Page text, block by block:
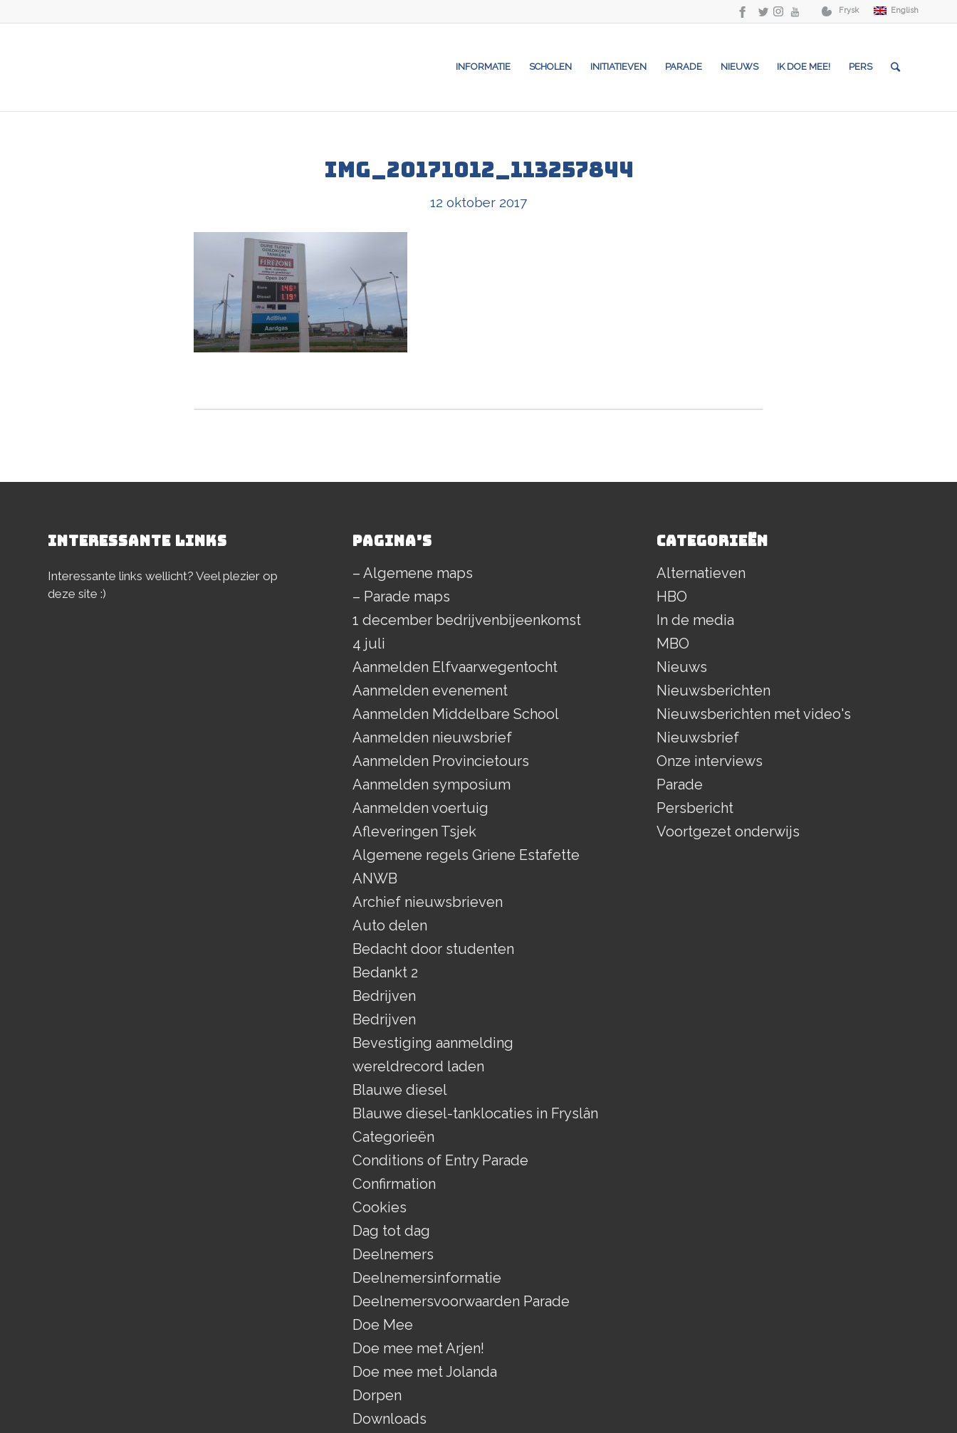
Frysk English
INFORMATIE SCHOLEN INITIATIEVEN PARADE NIEUWS IK DOE MEE! PERS
IMG_20171012_113257844
12 oktober 2017
INTERESSANTE LINKS
Interessante links wellicht? Veel plezier op
deze site :)
PAGINA’S
– Algemene maps
– Parade maps
1 december bedrijvenbijeenkomst
4 juli
Aanmelden Elfvaarwegentocht
Aanmelden evenement
Aanmelden Middelbare School
Aanmelden nieuwsbrief
Aanmelden Provincietours
Aanmelden symposium
Aanmelden voertuig
Afleveringen Tsjek
Algemene regels Griene Estafette
ANWB
Archief nieuwsbrieven
Auto delen
Bedacht door studenten
Bedankt 2
Bedrijven
Bedrijven
Bevestiging aanmelding
wereldrecord laden
Blauwe diesel
Blauwe diesel-tanklocaties in Fryslân
Categorieën
Conditions of Entry Parade
Confirmation
Cookies
Dag tot dag
Deelnemers
Deelnemersinformatie
Deelnemersvoorwaarden Parade
Doe Mee
Doe mee met Arjen!
Doe mee met Jolanda
Dorpen
Downloads
CATEGORIEËN
Alternatieven
HBO
In de media
MBO
Nieuws
Nieuwsberichten
Nieuwsberichten met video's
Nieuwsbrief
Onze interviews
Parade
Persbericht
Voortgezet onderwijs